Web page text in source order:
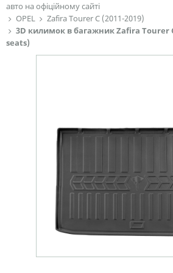
авто на офіційному сайті
OPEL
Zafira Tourer С (2011-2019)
3D килимок в багажник Zafira Tourer
seats)